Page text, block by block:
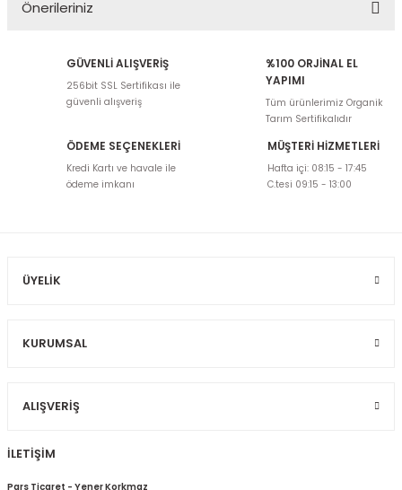
Önerileriniz
Bu ürünün fiyat bilgisi, resim, ürün açıklamalarında ve diğer
konularda yetersiz gördüğünüz noktaları öneri formunu kullanarak
tarafımıza iletebilirsiniz.
Görüş ve önerileriniz için teşekkür ederiz.
Ürün resmi kalitesiz, bozuk veya görüntülenemiyor.
Ürün açıklamasında eksik bilgiler bulunuyor.
GÜVENLİ ALIŞVERİŞ
256bit SSL Sertifikası ile
güvenli alışveriş
%100 ORJİNAL EL
YAPIMI
Tüm ürünlerimiz Organik
Tarım Sertifikalıdır
ÖDEME SEÇENEKLERİ
Kredi Kartı ve havale ile
ödeme imkanı
MÜŞTERİ HİZMETLERİ
Hafta içi: 08:15 - 17:45
C.tesi 09:15 - 13:00
ÜYELIK
KURUMSAL
ALIŞVERIŞ
İLETİŞİM
Pars Ticaret - Yener Korkmaz